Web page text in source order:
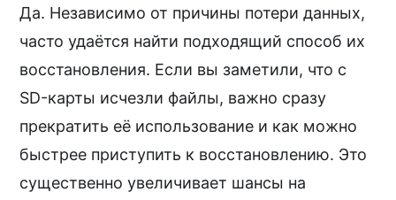
Да. Независимо от причины потери данных,
часто удаётся найти подходящий способ их
восстановления. Если вы заметили, что с
SD-карты исчезли файлы, важно сразу
прекратить её использование и как можно
быстрее приступить к восстановлению. Это
существенно увеличивает шансы на